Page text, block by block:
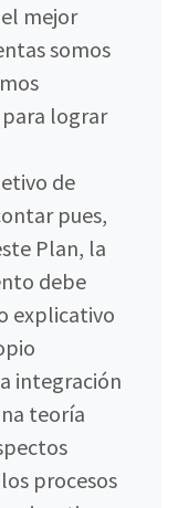
mejor
somos
lograr
de
pues,
Plan, la
debe
explicativo
integración
teoría
procesos